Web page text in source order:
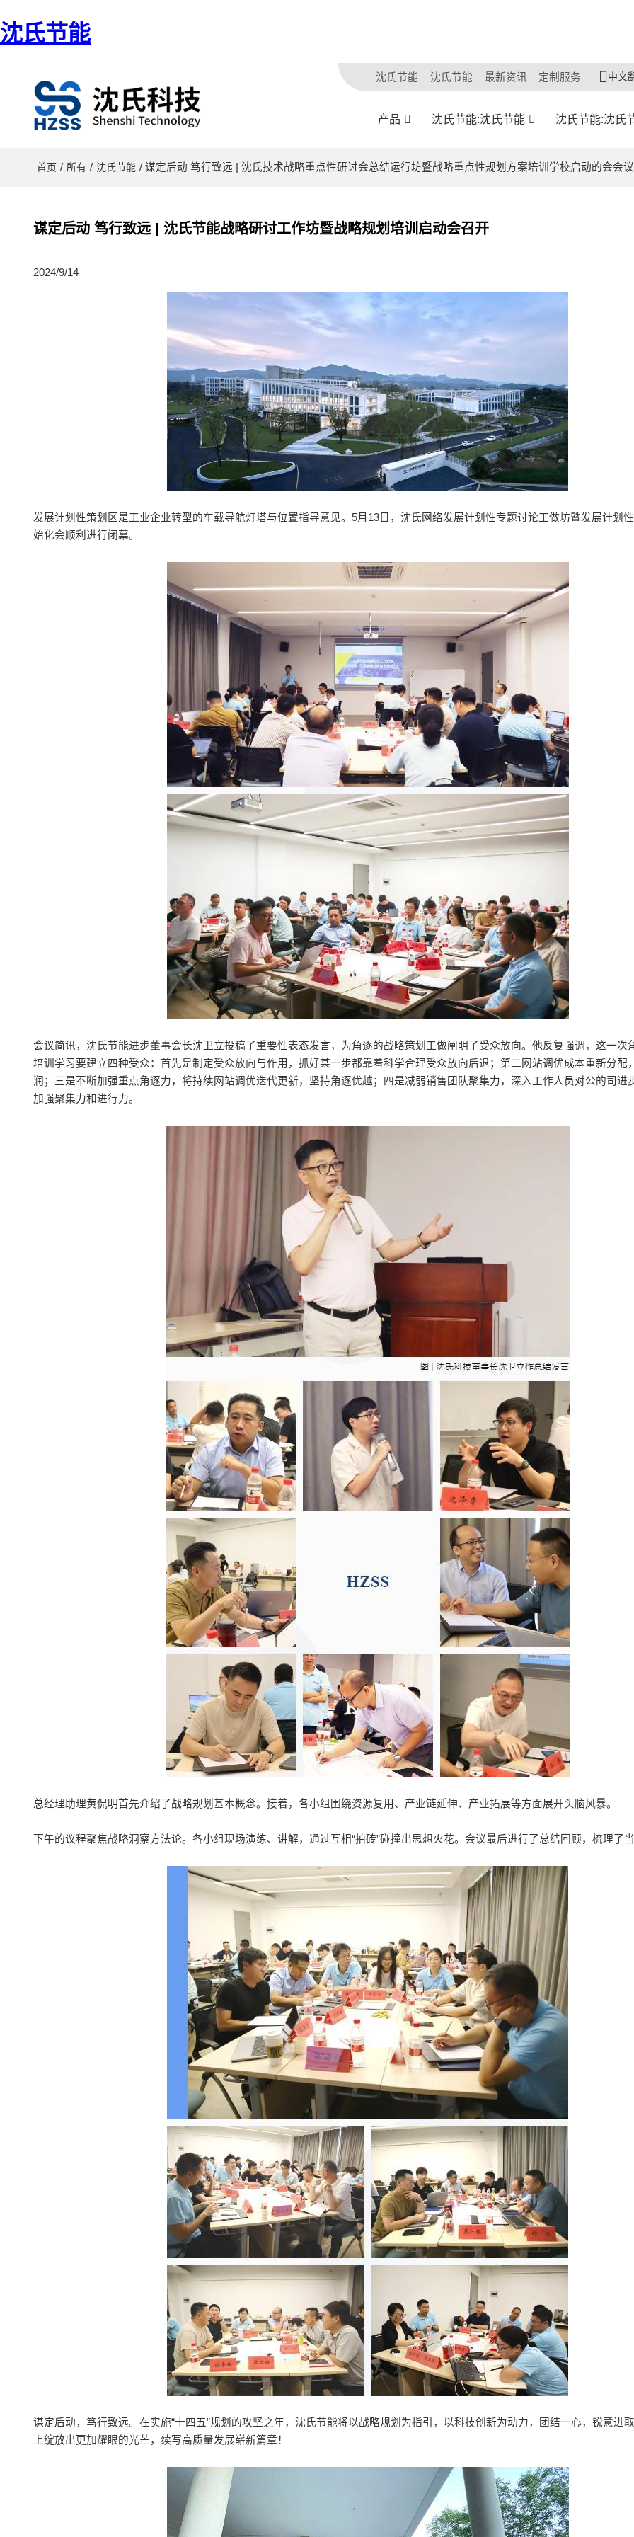
沈氏节能
沈氏节能 沈氏节能 最新资讯 定制服务 中文
产品 沈氏节能:沈氏节能 沈氏节能:沈氏
首页 / 所有 / 沈氏节能 / 谋定后动 笃行致远 | 沈氏技术战略重点性研讨会总结运行坊暨战略重点性规划方案培训学校启动的会会
谋定后动 笃行致远 | 沈氏节能战略研讨工作坊暨战略规划培训启动会召开
2024/9/14
发展计划性策划区是工业企业转型的车载导航灯塔与位置指导意见。5月13日，沈氏网络发展计划性专题讨论工做坊暨发展计划
始化会顺利进行闭幕。
会议简讯，沈氏节能进步董事会长沈卫立投稿了重要性表态发言，为角逐的战略策划工做阐明了受众放向。他反复强调，这一次
培训学习要建立四种受众：首先是制定受众放向与作用，抓好某一步都靠着科学合理受众放向后退；第二网站调优成本重新分配
润；三是不断加强重点角逐力，将持续网站调优迭代更新，坚持角逐优越；四是减弱销售团队聚集力，深入工作人员对公的司进
加强聚集力和进行力。
总经理助理黄侃明首先介绍了战略规划基本概念。接着，各小组围绕资源复用、产业链延伸、产业拓展等方面展开头脑风暴。
下午的议程聚焦战略洞察方法论。各小组现场演练、讲解，通过互相“拍砖”碰撞出思想火花。会议最后进行了总结回顾，梳理了当
谋定后动，笃行致远。在实施“十四五”规划的攻坚之年，沈氏节能将以战略规划为指引，以科技创新为动力，团结一心，锐意进
上绽放出更加耀眼的光芒，续写高质量发展崭新篇章！